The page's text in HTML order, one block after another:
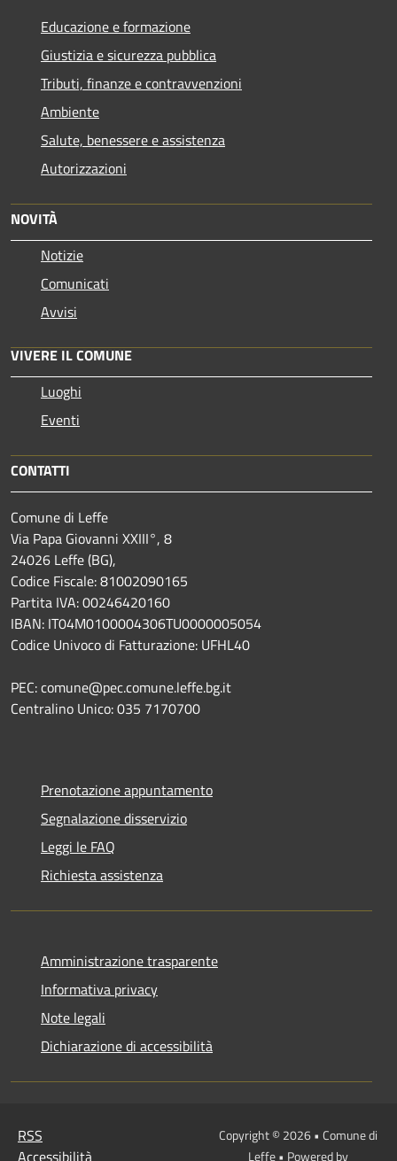
Educazione e formazione
Giustizia e sicurezza pubblica
Tributi, finanze e contravvenzioni
Ambiente
Salute, benessere e assistenza
Autorizzazioni
NOVITÀ
Notizie
Comunicati
Avvisi
VIVERE IL COMUNE
Luoghi
Eventi
CONTATTI
Comune di Leffe
Via Papa Giovanni XXIII°, 8
24026 Leffe (BG),
Codice Fiscale: 81002090165
Partita IVA: 00246420160
IBAN: IT04M0100004306TU0000005054
Codice Univoco di Fatturazione: UFHL40
PEC: comune@pec.comune.leffe.bg.it
Centralino Unico: 035 7170700
Prenotazione appuntamento
Segnalazione disservizio
Leggi le FAQ
Richiesta assistenza
Amministrazione trasparente
Informativa privacy
Note legali
Dichiarazione di accessibilità
RSS
Accessibilità
Copyright © 2026 • Comune di
Leffe • Powered by